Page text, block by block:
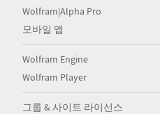
Wolfram|Alpha Pro
모바일 앱
Wolfram Engine
Wolfram Player
그룹 & 사이트 라이선스